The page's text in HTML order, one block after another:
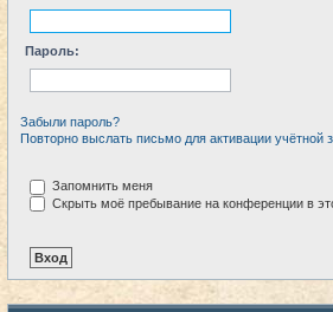
Пароль:
Забыли пароль?
Повторно выслать письмо для активации учётной
Запомнить меня
Скрыть моё пребывание на конференции в